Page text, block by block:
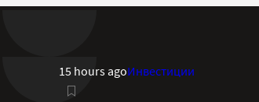
15 hours agoИнвестиции